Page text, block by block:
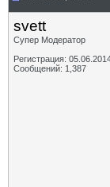
svett
Супер Модератор
Регистрация:
Сообщений: 1,387